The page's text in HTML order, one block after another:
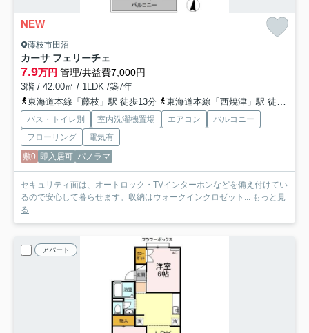
NEW
藤枝市田沼
カーサ フェリーチェ
7.9万円 管理/共益費7,000円
3階 / 42.00㎡ / 1LDK /築7年
東海道本線「藤枝」駅 徒歩13分
東海道本線「西焼津」駅 徒歩48分
バス・トイレ別 室内洗濯機置場 エアコン
バルコニー
フローリング
電気有
敷0 即入居可 パノラマ
セキュリティ面は、オートロック・TVインターホンなどを備え付けてい
るので安心して暮らせます。収納はウォークインクロゼット...
もっと見
る
アパート